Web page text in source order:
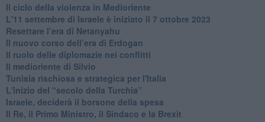
Il ciclo della violenza in Medioriente
L'11 settembre di Israele è iniziato il 7 ottobre 2023
Resettare l’era di Netanyahu
​Il nuovo corso dell’era di Erdogan
Il ruolo delle diplomazie nei conflitti
Il medioriente di Silvio
Tunisia rischiosa e strategica per l'Italia
L'inizio del “secolo della Turchia”
Israele, deciderà il borsone della spesa
Il Re, il Primo Ministro, il Sindaco e la Brexit